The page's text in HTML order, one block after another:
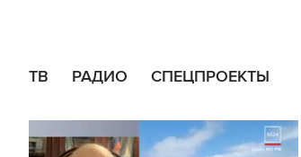
ТВ РАДИО СПЕЦПРОЕКТЫ